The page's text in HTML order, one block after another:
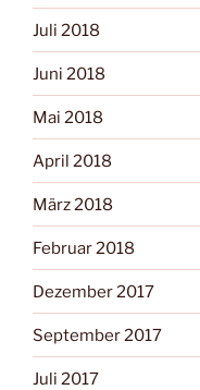
Juli 2018
Juni 2018
Mai 2018
April 2018
März 2018
Februar 2018
Dezember 2017
September 2017
Juli 2017